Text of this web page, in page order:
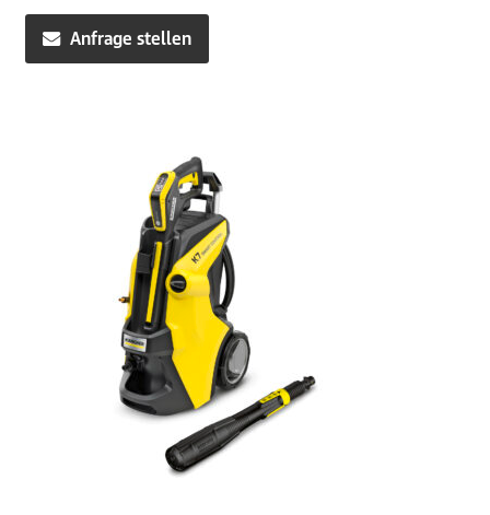
Preis
war:
504,99€
Preis
ist:
469,00€.
Anfrage stellen